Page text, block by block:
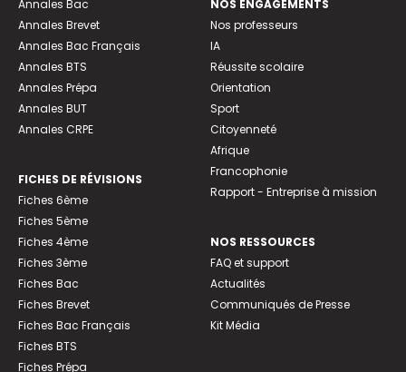
Annales Bac
Annales Brevet
Annales Bac Français
Annales BTS
Annales Prépa
Annales BUT
Annales CRPE
FICHES DE RÉVISIONS
Fiches 6ème
Fiches 5ème
Fiches 4ème
Fiches 3ème
Fiches Bac
Fiches Brevet
Fiches Bac Français
Fiches BTS
Fiches Prépa
NOS ENGAGEMENTS
Nos professeurs
IA
Réussite scolaire
Orientation
Sport
Citoyenneté
Afrique
Francophonie
Rapport - Entreprise à mission
NOS RESSOURCES
FAQ et support
Actualités
Communiqués de Presse
Kit Média